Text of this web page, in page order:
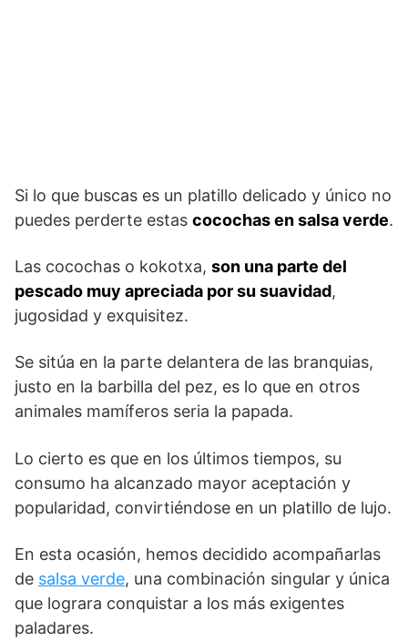
Si lo que buscas es un platillo delicado y único no
puedes perderte estas cocochas en salsa verde.
Las cocochas o kokotxa, son una parte del
pescado muy apreciada por su suavidad,
jugosidad y exquisitez.
Se sitúa en la parte delantera de las branquias,
justo en la barbilla del pez, es lo que en otros
animales mamíferos seria la papada.
Lo cierto es que en los últimos tiempos, su
consumo ha alcanzado mayor aceptación y
popularidad, convirtiéndose en un platillo de lujo.
En esta ocasión, hemos decidido acompañarlas
de salsa verde, una combinación singular y única
que lograra conquistar a los más exigentes
paladares.